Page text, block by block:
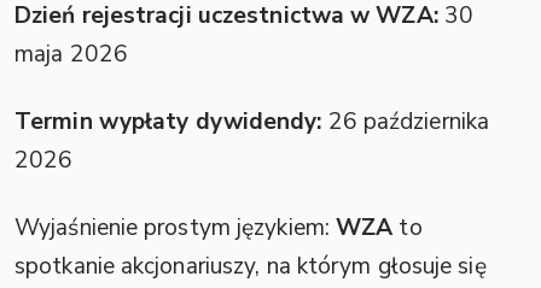
Dzień rejestracji uczestnictwa w WZA:30
maja 2026
Termin wypłaty dywidendy: 26 października
2026
Wyjaśnienie prostym językiem: WZA to
spotkanie akcjonariuszy, na którym głosuje się